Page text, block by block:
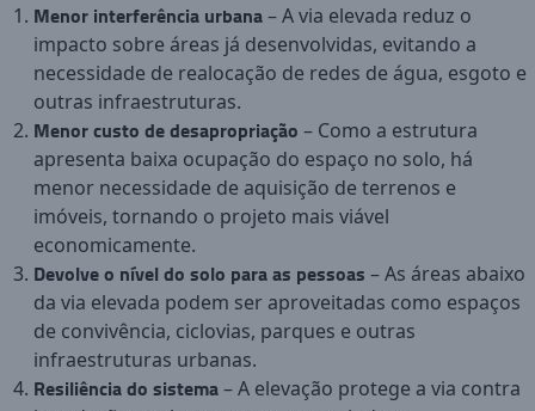
Menor interferência urbana– A via elevada reduz o
impacto sobre áreas já desenvolvidas, evitando a
necessidade de realocação de redes de água, esgoto e
outras infraestruturas.
Menor custo de desapropriação – Como a estrutura
apresenta baixa ocupação do espaço no solo, há
menor necessidade de aquisição de terrenos e
imóveis, tornando o projeto mais viável
economicamente.
Devolve o nível do solo para as pessoas – As áreas abaixo
da via elevada podem ser aproveitadas como espaços
de convivência, ciclovias, parques e outras
infraestruturas urbanas.
Resiliência do sistema– A elevação protege a via contra